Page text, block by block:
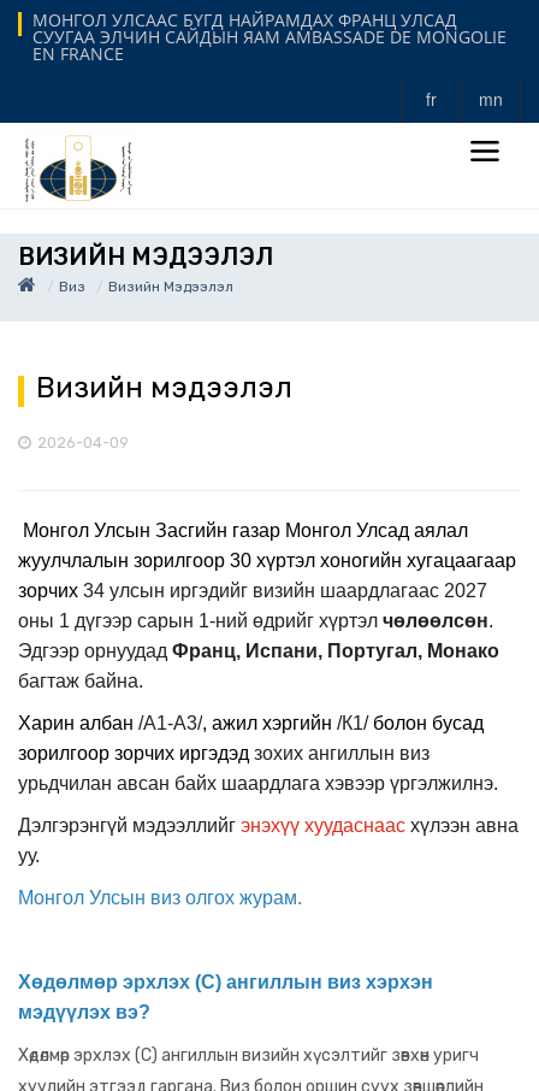
МОНГОЛ УЛСААС БҮГД НАЙРАМДАХ ФРАНЦ УЛСАД
СУУГАА ЭЛЧИН САЙДЫН ЯАМ AMBASSADE DE MONGOLIE
EN FRANCE
fr mn
ВИЗИЙН МЭДЭЭЛЭЛ
Виз Визийн Мэдээлэл
Визийн мэдээлэл
2026-04-09
Монгол Улсын Засгийн газар Монгол Улсад аялал
жуулчлалын зорилгоор 30 хүртэл хоногийн хугацаагаар
зорчих 34 улсын иргэдийг визийн шаардлагаас 2027
оны 1 дүгээр сарын 1-ний өдрийг хүртэл чөлөөлсөн.
Эдгээр орнуудад Франц, Испани, Португал, Монако
багтаж байна.
Харин албан /А1-А3/, ажил хэргийн /К1/ болон бусад
зорилгоор зорчих иргэдэд зохих ангиллын виз
урьдчилан авсан байх шаардлага хэвээр үргэлжилнэ.
Дэлгэрэнгүй мэдээллийг энэхүү хуудаснаас хүлээн авна
уу.
Монгол Улсын виз олгох журам.
Хөдөлмөр эрхлэх (C) ангиллын виз хэрхэн
мэдүүлэх вэ?
Хөдөлмөр эрхлэх (C) ангиллын визийн хүсэлтийг зөвхөн уригч
хуулийн этгээд гаргана. Виз болон оршин суух зөвшөөрлийн